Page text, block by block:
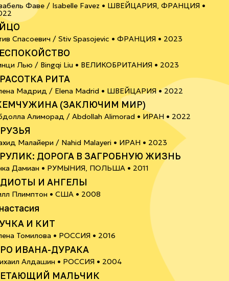
Фаве / Isabelle Favez • ШВЕЙЦАРИЯ, ФРАНЦИЯ •6+
Спасоевич / Stiv Spasojevic • ФРАНЦИЯ • 2023
Лью / Bingqi Liu • ВЕЛИКОБРИТАНИЯ • 2023
РИТА
Мадрид / Elena Madrid • ШВЕЙЦАРИЯ• 2022
(ЗАКЛЮЧИМ МИР)
Алиморад / Abdollah Alimorad • ИРАН • 2022
Малайери / Nahid Malayeri • ИРАН • 2023
ДОРОГА В ЗАГРОБНУЮ ЖИЗНЬ
Дамиан • РУМЫНИЯ, ПОЛЬША • 2011
И АНГЕЛЫ
Плимптон • США • 2008
И КИТ
Томилова • РОССИЯ • 2016
ИВАНА-ДУРАКА
Алдашин • РОССИЯ • 2004
МАЛЬЧИК